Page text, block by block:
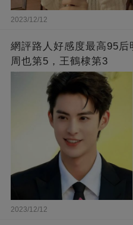
2023/12/12
網評路人好感度最高95后
周也第5，王鶴棣第3
2023/12/12